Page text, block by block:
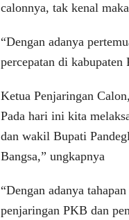
calonnya, tak kenal
“Dengan adanya
percepatan di
Ketua Penjaringan
Pada hari ini kita
dan wakil Bupati
Bangsa,” ungkapnya
“Dengan adanya
penjaringan PKB dan